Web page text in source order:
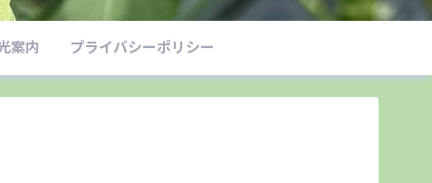
案内 プライバシーポリシー